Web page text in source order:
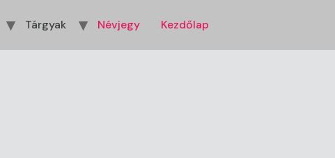
Tárgyak Névjegy Kezdőlap